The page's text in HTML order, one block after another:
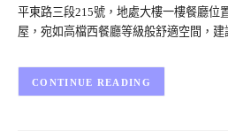
平東路三段215號，地處大樓一樓餐廳位
屋，宛如高檔西餐廳等級般舒適空間，建
CONTINUE READING